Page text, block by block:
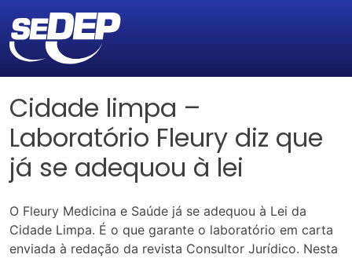
Cidade limpa –
Laboratório Fleury diz que
já se adequou à lei
O Fleury Medicina e Saúde já se adequou à Lei da
Cidade Limpa. É o que garante o laboratório em carta
enviada à redação da revista Consultor Jurídico. Nesta